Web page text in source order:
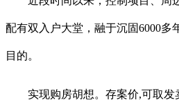
配有双入户大堂，融于沉固6000多
目的。
实现购房胡想。存案价,可取发卖